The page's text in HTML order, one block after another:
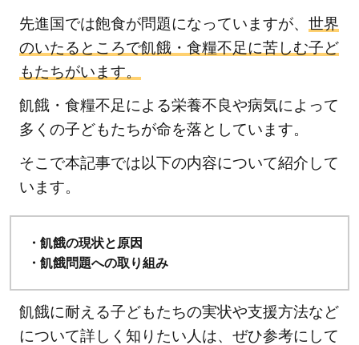
先進国では飽食が問題になっていますが、 世界
のいたるところで飢餓・食糧不足に苦しむ子ど
もたちがいます。
飢餓・食糧不足による栄養不良や病気によって
多くの子どもたちが命を落としています。
そこで本記事では以下の内容について紹介して
います。
・飢餓の現状と原因
・飢餓問題への取り組み
飢餓に耐える子どもたちの実状や支援方法など
について詳しく知りたい人は、ぜひ参考にして